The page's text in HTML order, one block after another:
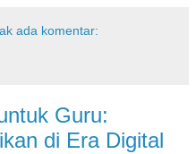
ada komentar:
Guru:
di Era Digital